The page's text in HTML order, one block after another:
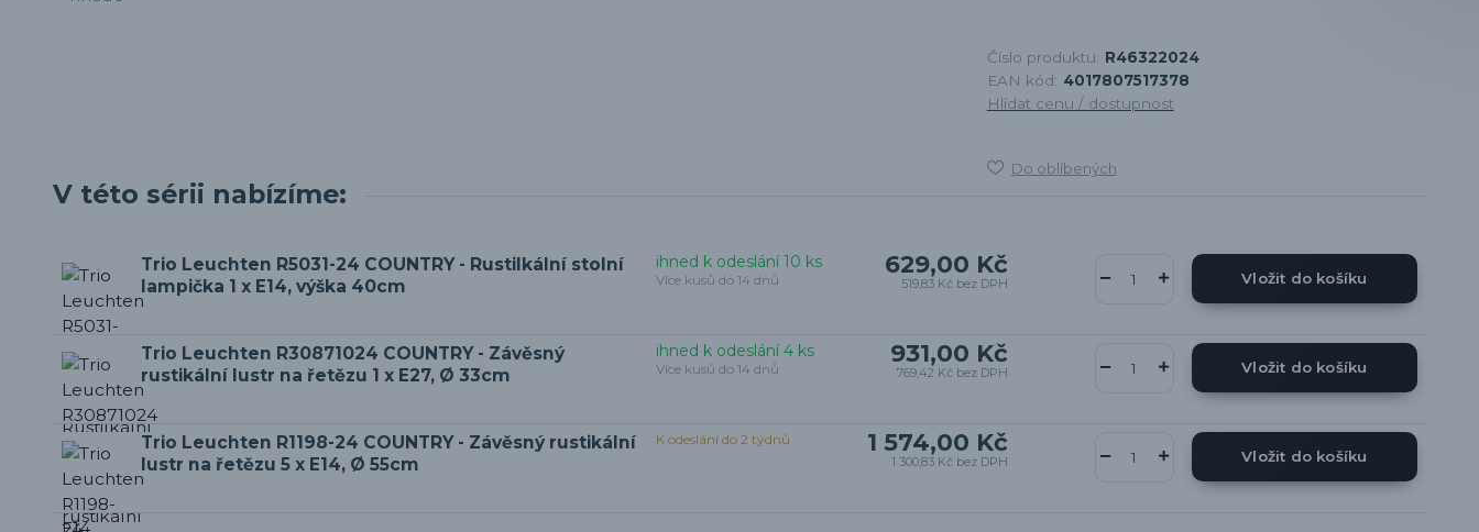
Číslo produktu: R46322024
EAN kód: 4017807517378
Hlídat cenu / dostupnost
Do oblíbených
V této sérii nabízíme:
Trio Leuchten R5031-24 COUNTRY - Rustilkální stolní
lampička 1 x E14, výška 40cm
629,00 Kč
519,83 Kč bez DPH
ihned k odeslání 10 ks
Více kusů do 14 dnů Vložit do košíku
Trio Leuchten R30871024 COUNTRY - Závěsný
rustikální lustr na řetězu 1 x E27, Ø 33cm
931,00 Kč
769,42 Kč bez DPH
ihned k odeslání 4 ks
Více kusů do 14 dnů Vložit do košíku
Trio Leuchten R1198-24 COUNTRY - Závěsný rustikální
lustr na řetězu 5 x E14, Ø 55cm
1 574,00 Kč
1 300,83 Kč bez DPH
K odeslání do 2 týdnů
Vložit do košíku